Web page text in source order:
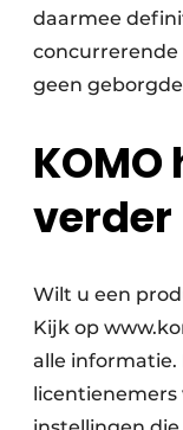
daarmee
concurrerende
geen
verder
Wilt u een
Kijk op
alle informatie.
licentienemers